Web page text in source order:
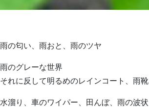
雨の匂い、雨おと、雨のツヤ
雨のグレーな世界
それに反して明るめのレインコート、雨靴
水溜り、車のワイパー、田んぼ、雨の波状